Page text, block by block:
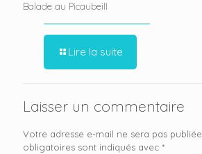
Balade au Picaubeill
Lire la suite
Laisser un commentaire
Votre adresse e-mail ne sera pas publiée.
obligatoires sont indiqués avec *